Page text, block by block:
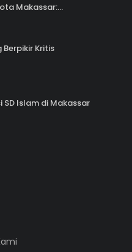
Makassar:...
Berpikir Kritis
SD Islam di Makassar